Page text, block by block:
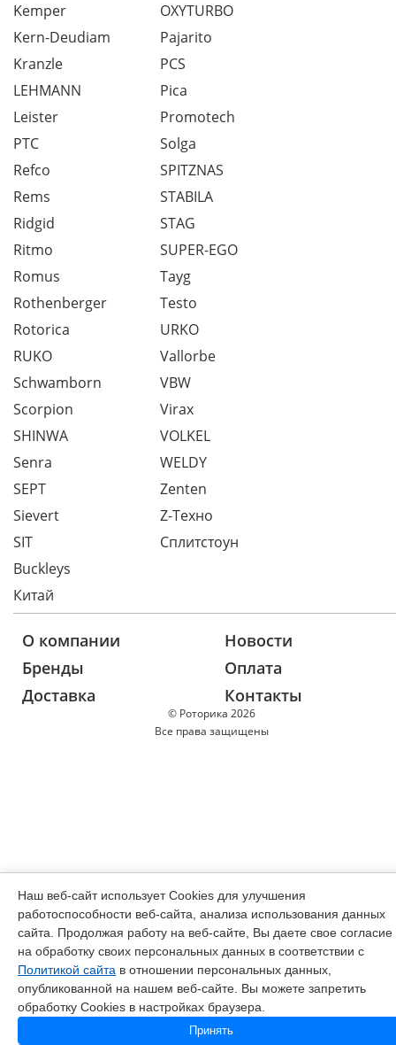
Kemper
Kern-Deudiam
Kranzle
LEHMANN
Leister
OXYTURBO
Pajarito
PCS
Pica
Promotech
PTC
Refco
Rems
Ridgid
Ritmo
Romus
Rothenberger
Rotorica
RUKO
Schwamborn
Scorpion
SHINWA
Senra
SEPT
Sievert
SIT
Solga
SPITZNAS
STABILA
STAG
SUPER-EGO
Tayg
Testo
URKO
Vallorbe
VBW
Virax
VOLKEL
WELDY
Zenten
Z-Техно
Сплитстоун
Buckleys
Китай
© Роторика 2026
Все права защищены
О компании
Новости
Бренды
Оплата
Доставка
Контакты
Наш веб-сайт использует Cookies для улучшения
работоспособности веб-сайта, анализа использования данных
сайта. Продолжая работу на веб-сайте, Вы даете свое согласие
на обработку своих персональных данных в соответствии с
Политикой сайта в отношении персональных данных,
опубликованной на нашем веб-сайте. Вы можете запретить
обработку Cookies в настройках браузера.
Принять